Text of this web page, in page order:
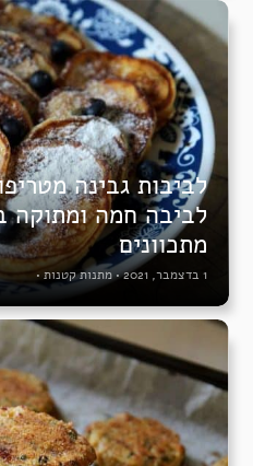
לביבות גבינה
לביבה חמה ומתוקה
מתכוונים
1 בדצמבר, 2021 •מתנות קטנות •